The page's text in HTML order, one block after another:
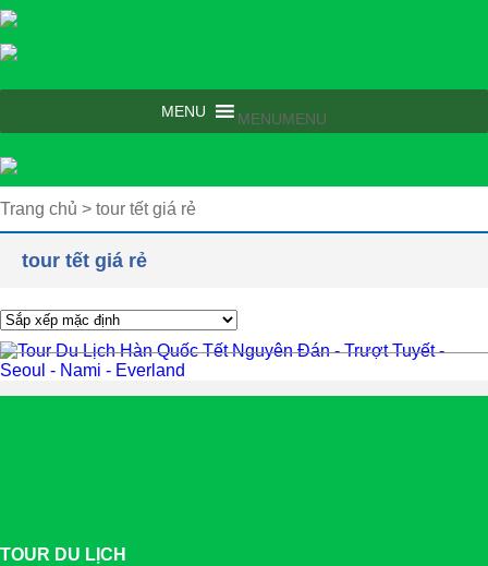
MENUMENU
Trang chủ > tour tết giá rẻ
tour tết giá rẻ
TOUR DU LỊCH